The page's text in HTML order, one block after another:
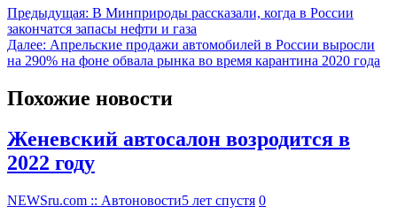
Предыдущая: В Минприроды рассказали, когда в России
закончатся запасы нефти и газа
Далее: Апрельские продажи автомобилей в России выросли
на 290% на фоне обвала рынка во время карантина 2020 года
Похожие новости
Женевский автосалон возродится в
2022 году
NEWSru.com :: Автоновости5 лет спустя 0